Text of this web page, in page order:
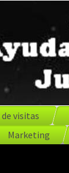
visitas
Marketing